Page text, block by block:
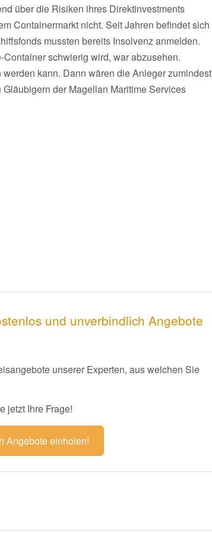
über die Risiken ihres Direktinvestments
Containermarkt nicht. Seit Jahren befindet sich
mussten bereits Insolvenz anmelden.
schwierig wird, war abzusehen.
werden kann. Dann wären die Anleger zumindest
der Magellan Maritime Services
und unverbindlich Angebote
unserer Experten, aus welchen Sie
jetzt Ihre Frage!
Angebote einholen!